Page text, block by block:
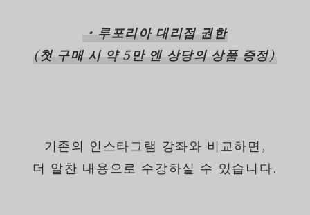
・루포리아 대리점 권한
(첫 구매 시 약 5만 엔 상당의 상품 증정)
기존의 인스타그램 강좌와 비교하면,
더 알찬 내용으로 수강하실 수 있습니다.